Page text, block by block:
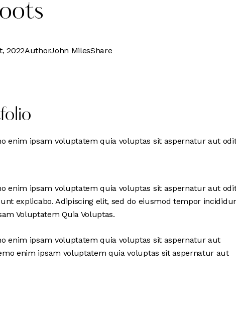
2022AuthorJohn MilesShare
enim ipsam voluptatem quia voluptas sit aspernatur aut
enim ipsam voluptatem quia voluptas sit aspernatur aut
explicabo. Adipiscing elit, sed do eiusmod tempor
Voluptatem Quia Voluptas.
enim ipsam voluptatem quia voluptas sit aspernatur aut
enim ipsam voluptatem quia voluptas sit aspernatur aut